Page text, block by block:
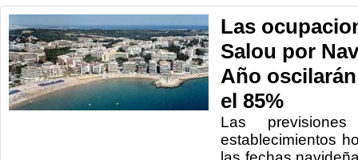
Las
Salou por
Año
el 85%
Las
establecimientos